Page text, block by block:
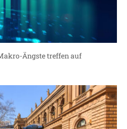
Ängste treffen auf